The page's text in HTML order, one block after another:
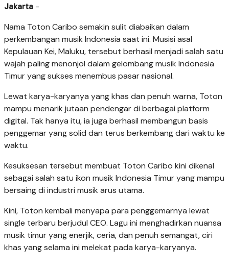
Jakarta -
Nama Toton Caribo semakin sulit diabaikan dalam
perkembangan musik Indonesia saat ini. Musisi asal
Kepulauan Kei, Maluku, tersebut berhasil menjadi salah satu
wajah paling menonjol dalam gelombang musik Indonesia
Timur yang sukses menembus pasar nasional.
Lewat karya-karyanya yang khas dan penuh warna, Toton
mampu menarik jutaan pendengar di berbagai platform
digital. Tak hanya itu, ia juga berhasil membangun basis
penggemar yang solid dan terus berkembang dari waktu ke
waktu.
Kesuksesan tersebut membuat Toton Caribo kini dikenal
sebagai salah satu ikon musik Indonesia Timur yang mampu
bersaing di industri musik arus utama.
Kini, Toton kembali menyapa para penggemarnya lewat
single terbaru berjudul CEO. Lagu ini menghadirkan nuansa
musik timur yang enerjik, ceria, dan penuh semangat, ciri
khas yang selama ini melekat pada karya-karyanya.